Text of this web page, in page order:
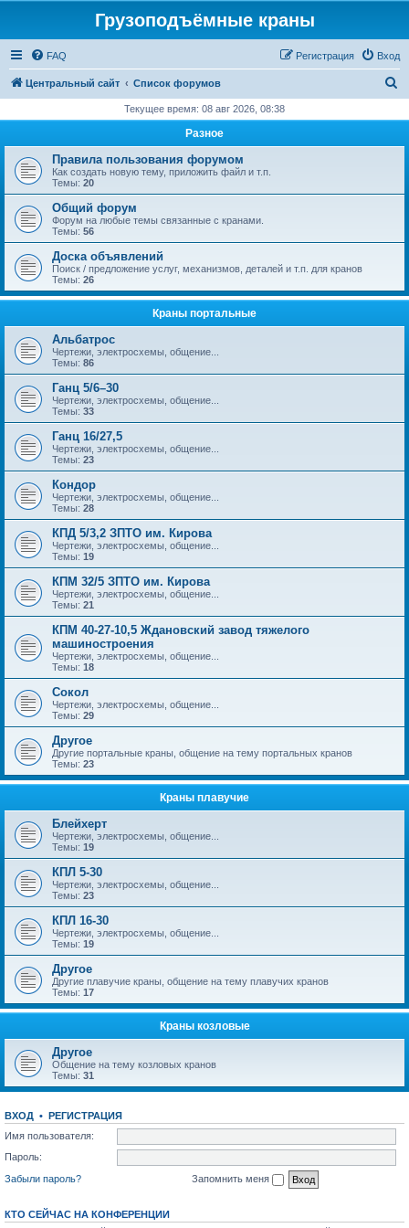
Грузоподъёмные краны
FAQ Вход
Регистрация
Центральный сайт Список форумов
с
Текущее время: 08 авг 2026, 08:38
Разное
Правила пользования форумом
Как создать новую тему, приложить файл и т.п.
Темы: 20
Общий форум
Форум на любые темы связанные с кранами.
Темы: 56
Доска объявлений
Поиск / предложение услуг, механизмов, деталей и т.п. для кранов
Темы: 26
Краны портальные
Альбатрос
Чертежи, электросхемы, общение...
Темы: 86
Ганц 5/6–30
Чертежи, электросхемы, общение...
Темы: 33
Ганц 16/27,5
Чертежи, электросхемы, общение...
Темы: 23
Кондор
Чертежи, электросхемы, общение...
Темы: 28
КПД 5/3,2 ЗПТО им. Кирова
Чертежи, электросхемы, общение...
Темы: 19
КПМ 32/5 ЗПТО им. Кирова
Чертежи, электросхемы, общение...
Темы: 21
КПМ 40-27-10,5 Ждановский завод тяжелого
машиностроения
Чертежи, электросхемы, общение...
Темы: 18
Сокол
Чертежи, электросхемы, общение...
Темы: 29
Другое
Другие портальные краны, общение на тему портальных кранов
Темы: 23
Краны плавучие
Блейхерт
Чертежи, электросхемы, общение...
Темы: 19
КПЛ 5-30
Чертежи, электросхемы, общение...
Темы: 23
КПЛ 16-30
Чертежи, электросхемы, общение...
Темы: 19
Другое
Другие плавучие краны, общение на тему плавучих кранов
Темы: 17
Краны козловые
Другое
Общение на тему козловых кранов
Темы: 31
ВХОД • РЕГИСТРАЦИЯ
Имя пользователя:
Пароль:
Забыли пароль?
Запомнить меня
КТО СЕЙЧАС НА КОНФЕРЕНЦИИ